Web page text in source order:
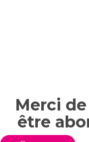
Merci
être